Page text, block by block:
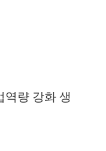
역량 강화 생